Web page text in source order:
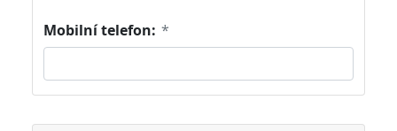
Mobilní telefon: *